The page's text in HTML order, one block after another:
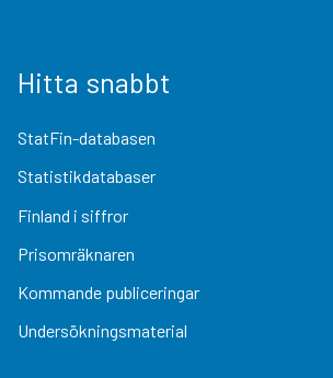
Hitta snabbt
StatFin-databasen
Statistikdatabaser
Finland i siffror
Prisomräknaren
Kommande publiceringar
Undersökningsmaterial